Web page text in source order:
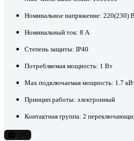
Номинальное напряжение: 220(230) В
Номинальный ток: 8 А
Степень защиты: IP40
Потребляемая мощность: 1 Вт
Max подключаемая мощность: 1.7
Принцип работы: электронный
Контактная группа: 2